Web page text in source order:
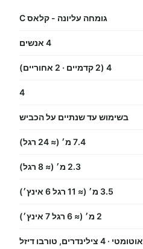
גומחה עליונה - קלאס C
4 אנשים
4 (2 קדמיים · 2 אחוריים)
4
בשימוש עד שנתיים על הכביש
7.4 מ׳ (≈ 24 רגל)
2.3 מ׳ (≈ 8 רגל)
3.5 מ׳ (≈ 11 רגל 6 אינץ׳)
2 מ׳ (≈ 6 רגל 7 אינץ׳)
אוטומטי · 4 צילינדרים, טורבו דיזל